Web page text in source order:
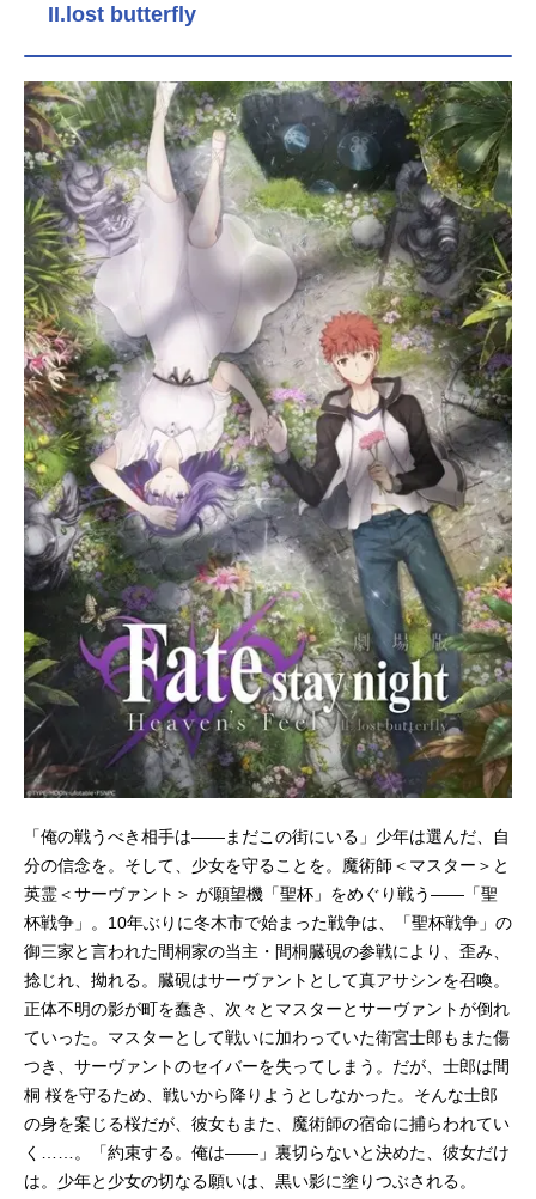
II.lost butterfly
「俺の戦うべき相手は――まだこの街にいる」少年は選んだ、自
分の信念を。そして、少女を守ることを。魔術師＜マスター＞と
英霊＜サーヴァント＞ が願望機「聖杯」をめぐり戦う――「聖
杯戦争」。10年ぶりに冬木市で始まった戦争は、「聖杯戦争」の
御三家と言われた間桐家の当主・間桐臓硯の参戦により、歪み、
捻じれ、拗れる。臓硯はサーヴァントとして真アサシンを召喚。
正体不明の影が町を蠢き、次々とマスターとサーヴァントが倒れ
ていった。マスターとして戦いに加わっていた衛宮士郎もまた傷
つき、サーヴァントのセイバーを失ってしまう。だが、士郎は間
桐 桜を守るため、戦いから降りようとしなかった。そんな士郎
の身を案じる桜だが、彼女もまた、魔術師の宿命に捕らわれてい
く……。「約束する。俺は――」裏切らないと決めた、彼女だけ
は。少年と少女の切なる願いは、黒い影に塗りつぶされる。